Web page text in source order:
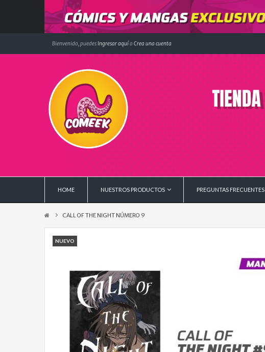
Bienvenido, puedesIngresar aquío Crea una cuenta
HOME NUESTROS PRODUCTOS PREGUNTAS FRECUENTES
CALL OF THE NIGHT NÚMERO 9
NUEVO